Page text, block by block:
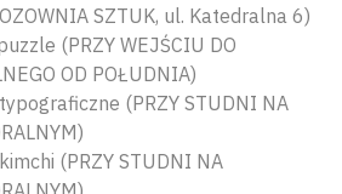
SZTUK, ul. Katedralna 6)
(PRZY WEJŚCIU DO
OD POŁUDNIA)
(PRZY STUDNI NA
(PRZY STUDNI NA